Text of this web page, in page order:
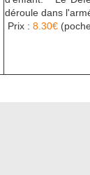
déroule dans
Prix : 8.30€